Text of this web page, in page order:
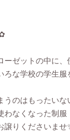
ーゼットの中に
ろな学校の学生
うのはもったいな
わなくなった制
譲りくださいませ